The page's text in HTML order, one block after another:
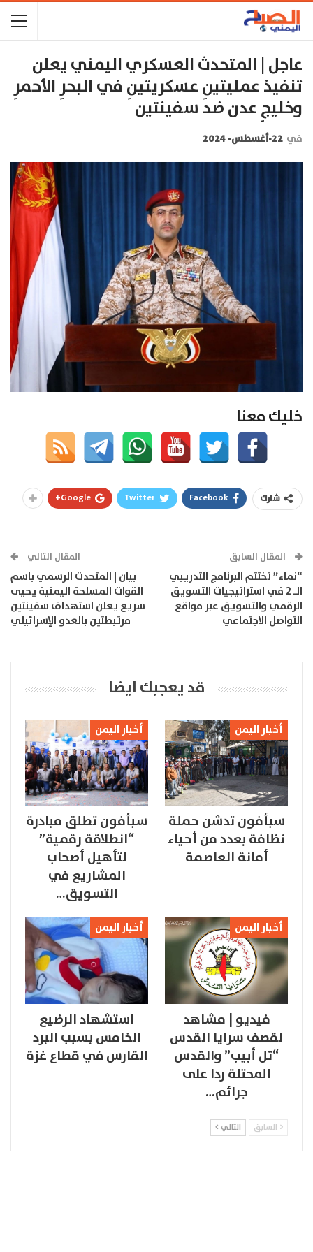
عاجل | المتحدث العسكري اليمني يعلن
تنفيذ عمليتينِ عسكريتينِ في البحرِ الأحمرِ
وخليجِ عدن ضد سفينتين
في 22-أغسطس- 2024
خليك معنا
شارك Facebook
Twitter
Google+
المقال السابق
“نماء” تختتم البرنامج التدريبي
الـ 2 في استراتيجيات التسويق
الرقمي والتسويق عبر مواقع
التواصل الاجتماعي
المقال التالي
بيان | المتحدث الرسمي باسم
القوات المسلحة اليمنية يحيى
سريع يعلن استهداف سفينتين
مرتبطتين بالعدو الإسرائيلي
قد يعجبك ايضا
أخبار اليمن
سبأفون تدشن حملة
نظافة بعدد من أحياء
أمانة العاصمة
أخبار اليمن
سبأفون تطلق مبادرة
“انطلاقة رقمية”
لتأهيل أصحاب
المشاريع في
التسويق…
أخبار اليمن
فيديو | مشاهد
لقصف سرايا القدس
“تل أبيب” والقدس
المحتلة ردا على
جرائم…
أخبار اليمن
استشهاد الرضيع
الخامس بسبب البرد
القارس في قطاع غزة
السابق التالي